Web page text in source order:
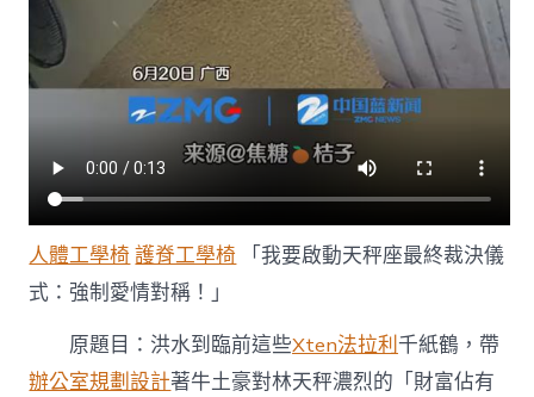
人體工學椅 護脊工學椅 「我要啟動天秤座最終裁決儀
式：強制愛情對稱！」
原題目：洪水到臨前這些Xten法拉利千紙鶴，帶
辦公室規劃設計著牛土豪對林天秤濃烈的「財富佔有